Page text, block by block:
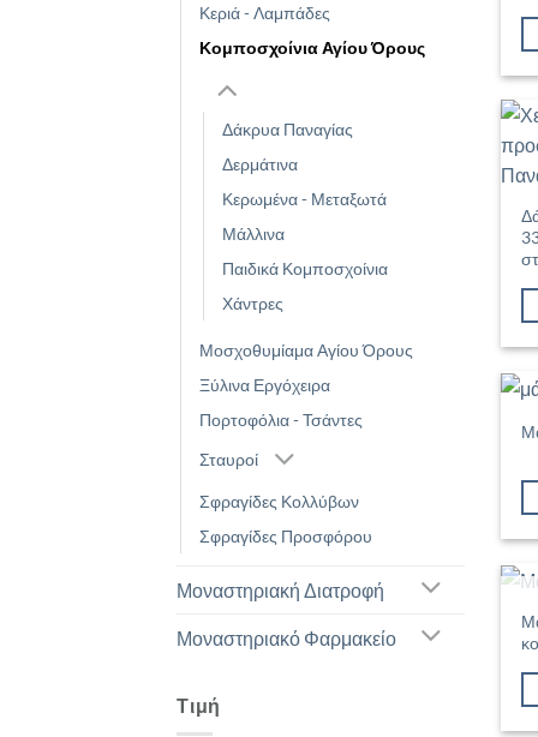
Κεριά - Λαμπάδες
Κομποσχοίνια Αγίου Όρους
Δάκρυα Παναγίας
Δερμάτινα
Κερωμένα - Μεταξωτά
Μάλλινα
Παιδικά Κομποσχοίνια
Χάντρες
Μοσχοθυμίαμα Αγίου Όρους
Ξύλινα Εργόχειρα
Πορτοφόλια - Τσάντες
Σταυροί
Σφραγίδες Κολλύβων
Σφραγίδες Προσφόρου
Μοναστηριακή Διατροφή
Μοναστηριακό Φαρμακείο
Τιμή